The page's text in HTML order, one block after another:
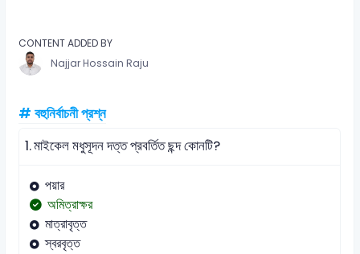
CONTENT ADDED BY
Najjar Hossain Raju
# বহুনির্বাচনী প্রশ্ন
1.মাইকেল মধুসূদন দত্ত প্রবর্তিত ছন্দ কোনটি?
পয়ার
অমিত্রাক্ষর
মাত্রাবৃত্ত
স্বরবৃত্ত